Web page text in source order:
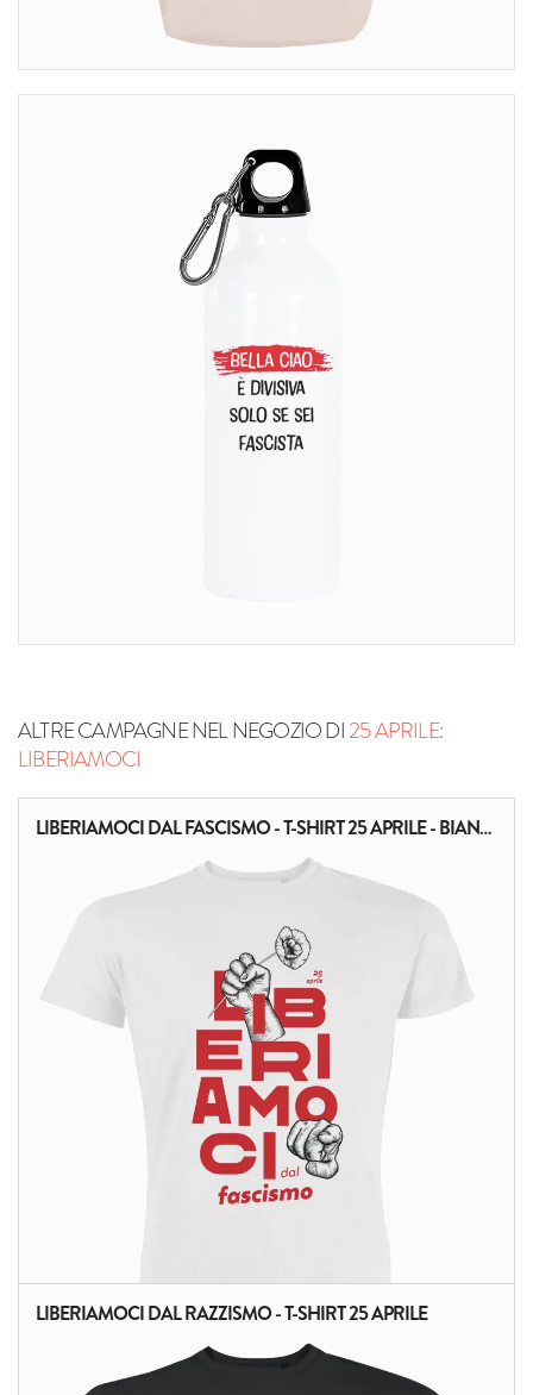
ALTRE CAMPAGNE NEL NEGOZIO DI25 APRILE:
LIBERIAMOCI
LIBERIAMOCI DAL FASCISMO - T-SHIRT 25 APRILE - BIANCA
LIBERIAMOCI DAL RAZZISMO - T-SHIRT 25 APRILE